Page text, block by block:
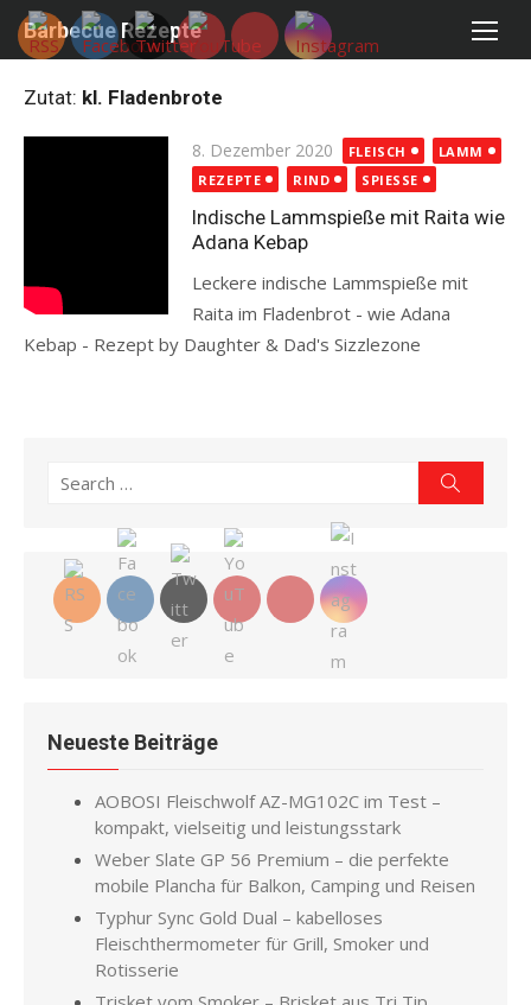
Skip
Barbecue Rezepte
Zutat: kl. Fladenbrote
Posted
on
8. Dezember 2020 FLEISCH
LAMM
REZEPTE
RIND SPIESSE
Indische Lammspieße mit Raita wie
Adana Kebap
Leckere indische Lammspieße mit
Raita im Fladenbrot - wie Adana
Kebap - Rezept by Daughter & Dad's Sizzlezone
Search
Neueste Beiträge
AOBOSI Fleischwolf AZ-MG102C im Test –
kompakt, vielseitig und leistungsstark
Weber Slate GP 56 Premium – die perfekte
mobile Plancha für Balkon, Camping und Reisen
Typhur Sync Gold Dual – kabelloses
Fleischthermometer für Grill, Smoker und
Rotisserie